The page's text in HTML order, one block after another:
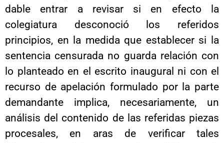
dable entrar a revisar si en efecto la
colegiatura desconoció los referidos
principios, en la medida que establecer si la
sentencia censurada no guarda relación con
lo planteado en el escrito inaugural ni con el
recurso de apelación formulado por la parte
demandante implica, necesariamente, un
análisis del contenido de las referidas piezas
procesales, en aras de verificar tales